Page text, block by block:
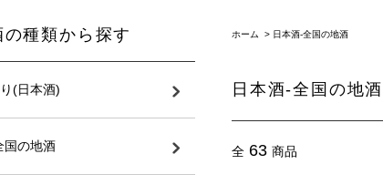
ホーム > 日本酒-全国の地酒
日本酒-全国の地酒
全 63 商品
の種類から探す
(日本酒)
国の地酒